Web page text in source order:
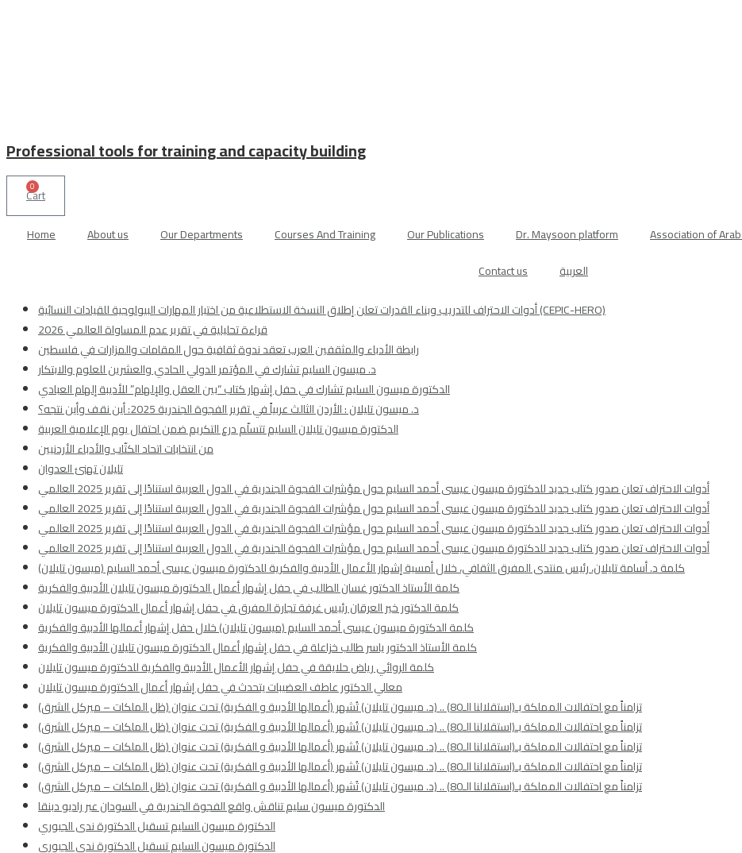
Professional tools for training and capacity building
0
Cart
Home
About us Our Departments Courses And Training Our Publications Dr. Maysoon platform Association of
Contact us
العربية
أدوات الاحتراف للتدريب وبناء القدرات تعلن إطلاق النسخة الاستطلاعية من اختبار المهارات البيولوجية للقيادات النسائية (CEPIC-HERO)
قراءة تحليلية في تقرير عدم المساواة العالمي 2026
رابطة الأدباء والمثقفين العرب تعقد ندوة ثقافية حول المقامات والمزارات في فلسطين
د. ميسون السليم تشارك في المؤتمر الدولي الحادي والعشرين للعلوم والابتكار
الدكتورة ميسون السليم تشارك في حفل إشهار كتاب “بين العقل والإلهام” للأديبة إلهام العبادي
د. ميسون تليلان : الأردن الثالث عربياً في تقرير الفجوة الجندرية 2025: أين نقف وأين نتجه؟
الدكتورة ميسون تليلان السليم تتسلّم درع التكريم ضمن احتفال يوم الإعلامية العربية
من انتخابات اتحاد الكتّاب والأدباء الأردنيين
تليلان تهنئ العدوان
أدوات الاحتراف تعلن صدور كتاب جديد للدكتورة ميسون عيسى أحمد السليم حول مؤشرات الفجوة الجندرية في الدول العربية استنادًا إلى تقرير 2025 العالمي
أدوات الاحتراف تعلن صدور كتاب جديد للدكتورة ميسون عيسى أحمد السليم حول مؤشرات الفجوة الجندرية في الدول العربية استنادًا إلى تقرير 2025 العالمي
أدوات الاحتراف تعلن صدور كتاب جديد للدكتورة ميسون عيسى أحمد السليم حول مؤشرات الفجوة الجندرية في الدول العربية استنادًا إلى تقرير 2025 العالمي
أدوات الاحتراف تعلن صدور كتاب جديد للدكتورة ميسون عيسى أحمد السليم حول مؤشرات الفجوة الجندرية في الدول العربية استنادًا إلى تقرير 2025 العالمي
كلمة د. أسامة تليلان، رئيس منتدى المفرق الثقافي، خلال أمسية إشهار الأعمال الأدبية والفكرية للدكتورة ميسون عيسى أحمد السليم (ميسون تليلان)
كلمة الأستاذ الدكتور غسان الطالب في حفل إشهار أعمال الدكتورة ميسون تليلان الأدبية والفكرية
كلمة الدكتور خير العرقان رئيس غرفة تجارة المفرق في حفل إشهار أعمال الدكتورة ميسون تليلان
كلمة الدكتورة ميسون عيسى أحمد السليم (ميسون تليلان) خلال حفل إشهار أعمالها الأدبية والفكرية
كلمة الأستاذ الدكتور ياسر طالب خزاعلة في حفل إشهار أعمال الدكتورة ميسون تليلان الأدبية والفكرية
كلمة الروائي رياض حلايقة في حفل إشهار الأعمال الأدبية والفكرية للدكتورة ميسون تليلان
معالي الدكتور عاطف العضيبات يتحدث في حفل إشهار أعمال الدكتورة ميسون تليلان
تزامناً مع احتفالات المملكة بـ(استقلالنا الـ80) .. (د. ميسون تليلان) تُشهر (أعمالها الأدبية و الفكرية) تحت عنوان (ظل الملكات – ميركل الشرق)
تزامناً مع احتفالات المملكة بـ(استقلالنا الـ80) .. (د. ميسون تليلان) تُشهر (أعمالها الأدبية و الفكرية) تحت عنوان (ظل الملكات – ميركل الشرق)
تزامناً مع احتفالات المملكة بـ(استقلالنا الـ80) .. (د. ميسون تليلان) تُشهر (أعمالها الأدبية و الفكرية) تحت عنوان (ظل الملكات – ميركل الشرق)
تزامناً مع احتفالات المملكة بـ(استقلالنا الـ80) .. (د. ميسون تليلان) تُشهر (أعمالها الأدبية و الفكرية) تحت عنوان (ظل الملكات – ميركل الشرق)
تزامناً مع احتفالات المملكة بـ(استقلالنا الـ80) .. (د. ميسون تليلان) تُشهر (أعمالها الأدبية و الفكرية) تحت عنوان (ظل الملكات – ميركل الشرق)
الدكتورة ميسون سليم تناقش واقع الفجوة الجندرية في السودان عبر راديو دبنقا
الدكتورة ميسون السليم تسقبل الدكتورة ندى الجبوري
الدكتورة ميسون السليم تسقبل الدكتورة ندى الجبوري